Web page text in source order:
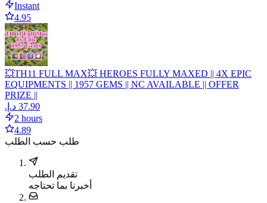
Instant
4.95
💥TH11 FULL MAX💥 HEROES FULLY MAXED || 4X EPIC
EQUIPMENTS || 1957 GEMS || NC AVAILABLE || OFFER
PRIZE ||
2 hours
4.89
طلب حسب الطلب
تقديم الطلب
أخبرنا بما تحتاجه